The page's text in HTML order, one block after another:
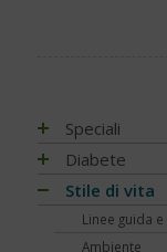
Speciali
Antiossidanti
Assistenza e
Associazioni
Diabete
Impatto
Mondo,
Italia
Conoscere il
Che cos'è
Terapia
Stile di vita
Linee guida
Ambiente